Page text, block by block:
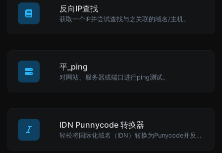
反向IP查找
获取一个IP并尝试查找与之关联的域名/主机。
平_ping
对网站、服务器或端口进行ping测试。
IDN Punnycode 转换器
轻松将国际化域名（IDN）转换为Punycode并反向转换。